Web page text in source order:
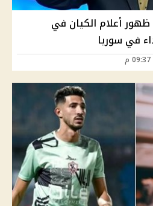
أعلام الكيان في
في سوريا